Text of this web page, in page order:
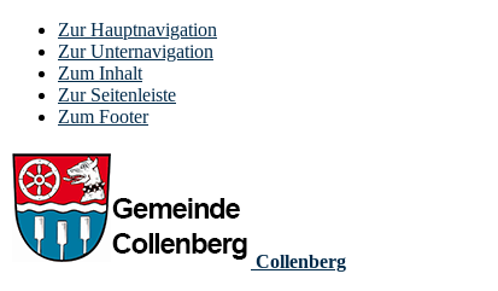
Zur Hauptnavigation
Zur Unternavigation
Zum Inhalt
Zur Seitenleiste
Zum Footer
Collenberg